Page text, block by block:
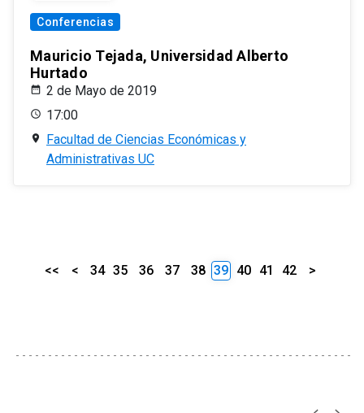
Conferencias
Mauricio Tejada, Universidad Alberto
Hurtado
2 de Mayo de 2019
17:00
Facultad de Ciencias Económicas y
Administrativas UC
<< < 34 35 36 37 38 39 40 41 42 >